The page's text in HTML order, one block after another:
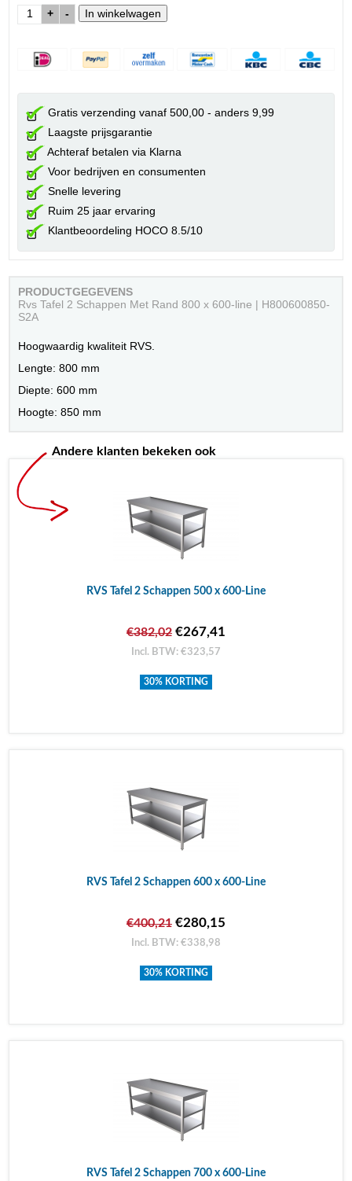
+ -
Gratis verzending vanaf 500,00 - anders 9,99
Laagste prijsgarantie
Achteraf betalen via Klarna
Voor bedrijven en consumenten
Snelle levering
Ruim 25 jaar ervaring
Klantbeoordeling HOCO 8.5/10
PRODUCTGEGEVENS
Rvs Tafel 2 Schappen Met Rand 800 x 600-line | H800600850-
S2A
Hoogwaardig kwaliteit RVS.
Lengte: 800 mm
Diepte: 600 mm
Hoogte: 850 mm
Andere klanten bekeken ook
RVS Tafel 2 Schappen 500 x 600-Line
€382,02 €267,41
Incl. BTW: €323,57
30% KORTING
RVS Tafel 2 Schappen 600 x 600-Line
€400,21 €280,15
Incl. BTW: €338,98
30% KORTING
RVS Tafel 2 Schappen 700 x 600-Line